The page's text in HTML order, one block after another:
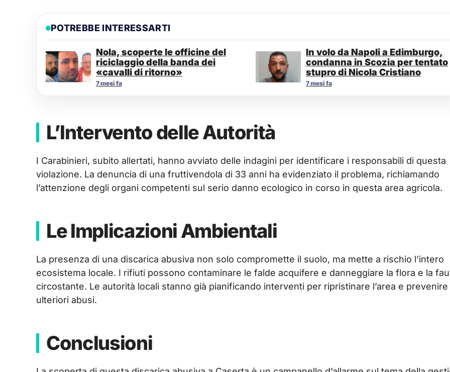
POTREBBE INTERESSARTI
Nola, scoperte le officine del
riciclaggio della banda dei
«cavalli di ritorno»
7 mesi fa
In volo da Napoli a Edimburgo,
condanna in Scozia per tentato
stupro di Nicola Cristiano
7 mesi fa
L’Intervento delle Autorità
I Carabinieri, subito allertati, hanno avviato delle indagini per identificare i responsabili di questa
violazione. La denuncia di una fruttivendola di 33 anni ha evidenziato il problema, richiamando
l’attenzione degli organi competenti sul serio danno ecologico in corso in questa area agricola.
Le Implicazioni Ambientali
La presenza di una discarica abusiva non solo compromette il suolo, ma mette a rischio l’intero
ecosistema locale. I rifiuti possono contaminare le falde acquifere e danneggiare la flora e la
circostante. Le autorità locali stanno già pianificando interventi per ripristinare l’area e prevenire
ulteriori abusi.
Conclusioni